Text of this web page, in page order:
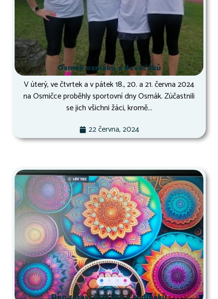
Osmák osmáků a deváťáků
V úterý, ve čtvrtek a v pátek 18., 20. a 21. června 2024
na Osmičce proběhly sportovní dny Osmák. Zúčastnili
se jich všichni žáci, kromě...
22 června, 2024